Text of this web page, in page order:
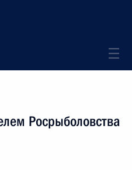
Росрыболовства